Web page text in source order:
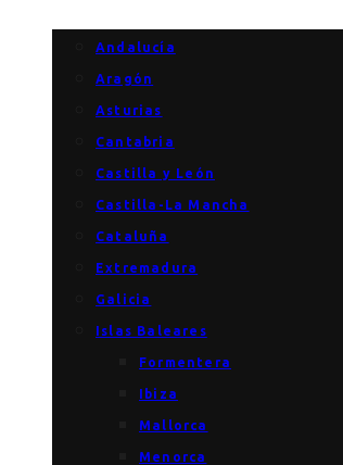
Andalucía
Aragón
Asturias
Cantabria
Castilla y León
Castilla-La Mancha
Cataluña
Extremadura
Galicia
Islas Baleares
Formentera
Ibiza
Mallorca
Menorca